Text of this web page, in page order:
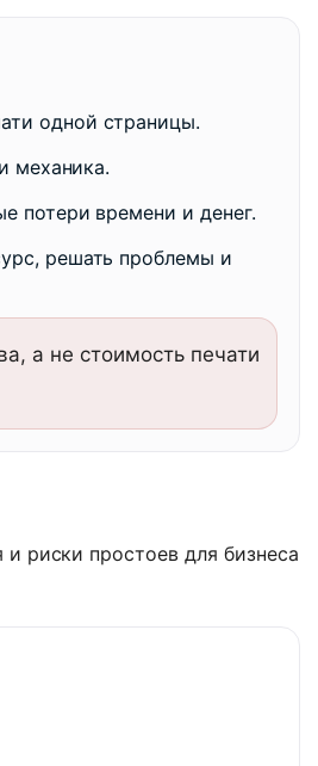
одной страницы.
механика.
потери времени и денег.
решать проблемы и
а не стоимость печати
риски простоев для бизнеса